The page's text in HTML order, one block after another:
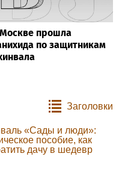
прошла
по защитникам
Заголовки
«Сады и люди»:
пособие, как
дачу в шедевр